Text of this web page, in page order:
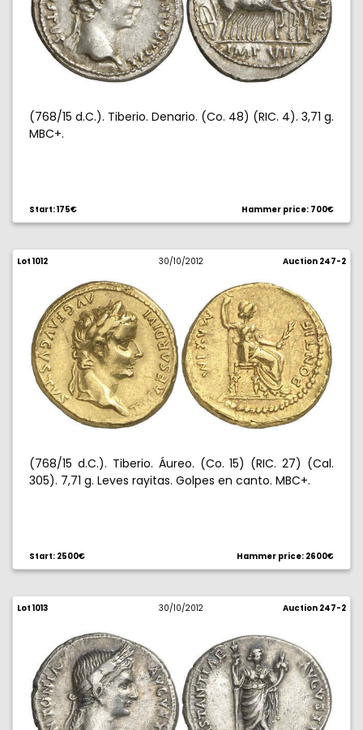
(768/15 d.C.). Tiberio. Denario. (Co. 48) (RIC. 4). 3,71 g.
MBC+.
Start: 175€ Hammer price: 700€
Lot 1012 30/10/2012 Auction 247-2
(768/15 d.C.). Tiberio. Áureo. (Co. 15) (RIC. 27) (Cal.
305). 7,71 g. Leves rayitas. Golpes en canto. MBC+.
Start: 2500€ Hammer price: 2600€
Lot 1013 30/10/2012 Auction 247-2